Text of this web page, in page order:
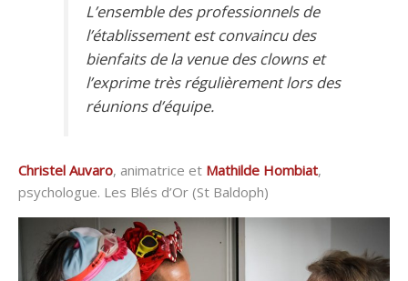
L’ensemble des professionnels de
l’établissement est convaincu des
bienfaits de la venue des clowns et
l’exprime très régulièrement lors des
réunions d’équipe.
Christel Auvaro, animatrice et Mathilde Hombiat,
psychologue. Les Blés d’Or (St Baldoph)